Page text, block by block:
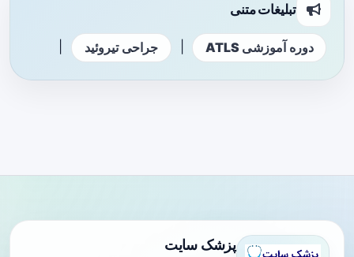
تبلیغات متنی
دوره آموزشی ATLS جراحی تیروئید
پزشک سایت